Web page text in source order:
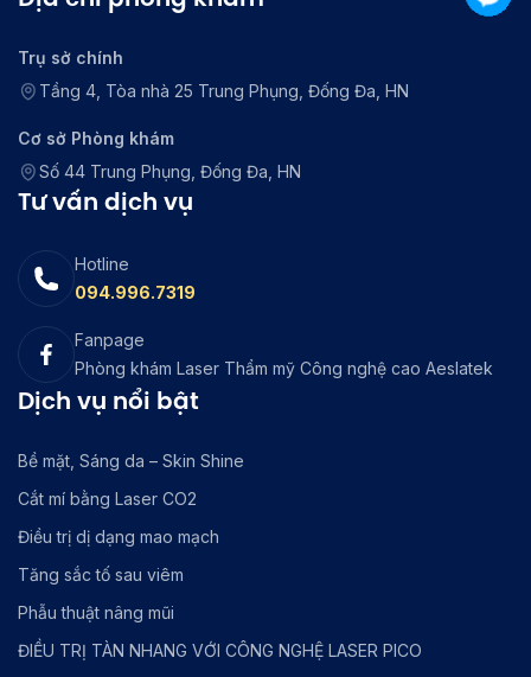
Trụ sở chính
Tầng 4, Tòa nhà 25 Trung Phụng, Đống Đa, HN
Cơ sở Phòng khám
Số 44 Trung Phụng, Đống Đa, HN
Tư vấn dịch vụ
Hotline
094.996.7319
Fanpage
Phòng khám Laser Thẩm mỹ Công nghệ cao Aeslatek
Dịch vụ nổi bật
Bề mặt, Sáng da – Skin Shine
Cắt mí bằng Laser CO2
Điều trị dị dạng mao mạch
Tăng sắc tố sau viêm
Phẫu thuật nâng mũi
ĐIỀU TRỊ TÀN NHANG VỚI CÔNG NGHỆ LASER PICO